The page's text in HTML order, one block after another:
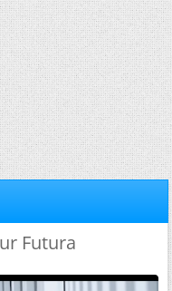
Futura